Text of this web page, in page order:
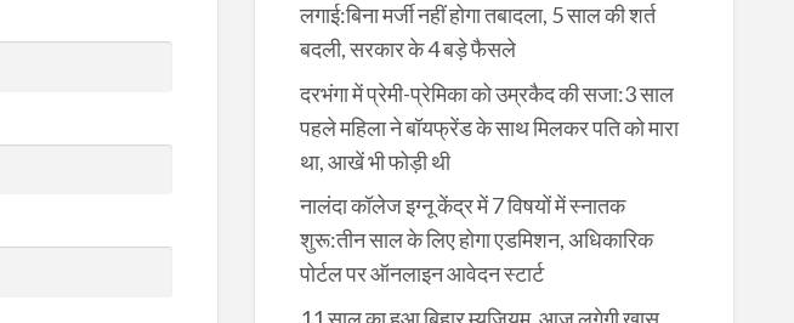
लगाई:बिना मर्जी नहीं होगा तबादला, 5 साल की शर्त
बदली, सरकार के 4 बड़े फैसले
दरभंगा में प्रेमी-प्रेमिका को उम्रकैद की सजा:3 साल
पहले महिला ने बॉयफ्रेंड के साथ मिलकर पति को मारा
था, आखें भी फोड़ी थी
नालंदा कॉलेज इग्नू केंद्र में 7 विषयों में स्नातक
शुरू:तीन साल के लिए होगा एडमिशन, अधिकारिक
पोर्टल पर ऑनलाइन आवेदन स्टार्ट